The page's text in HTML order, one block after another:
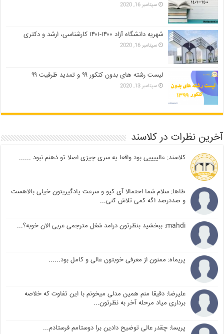
سپتامبر 16, 2020
شهریه دانشگاه آزاد ۱۴۰۰-۱۴۰۱ کارشناسی، ارشد و دکتری
سپتامبر 16, 2020
لیست رشته های بدون کنکور ۹۹ و تمدید ظرفیت ۹۹
سپتامبر 13, 2020
آخرین نظرات در کلاسند
کلاسند: عالییییی بود واقعا یه سری چیزی اصلا تو ذهنم نبود ......
طاها: سلام شما احتمالا آی کیو و سرعت یادگیریتون خیلی بالاهست
و صددرصد اگه کمی تلاش کنی...
mahdi: ببخشید بنظرتون درامد شغل مترجمی عربی الان خوبه؟...
پریماه: ممنون از معرفی خوبتون عالی و کامل بود......
علیرضا: دقیقا منم همین مدلی میخونم با این تفاوت که خلاصه
برداری میاد مرحله آخر به نظرتون...
پریسا: چقدر عالی توضیح دادین برا دوستامم فرستادم...